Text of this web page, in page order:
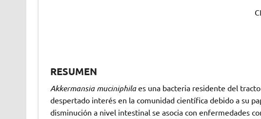
RESUMEN
Akkermansia muciniphilaes una bacteria residente del
despertado interés en la comunidad científica debido a su
disminución a nivel intestinal se asocia con enfermedades